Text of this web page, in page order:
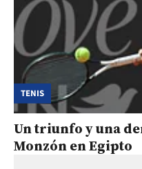
TENIS
Un triunfo y una
Monzón en Egipto